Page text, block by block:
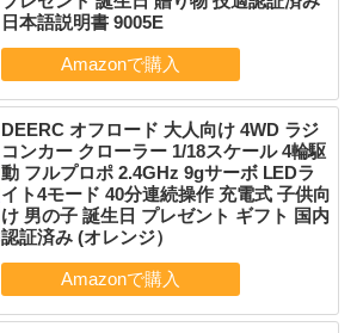
日本語説明書 9005E
DEERC オフロード 大人向け 4WD ラジ
コンカー クローラー 1/18スケール 4輪駆
動 フルプロポ 2.4GHz 9gサーボ LEDラ
イト4モード 40分連続操作 充電式 子供向
け 男の子 誕生日 プレゼント ギフト 国内
認証済み (オレンジ）